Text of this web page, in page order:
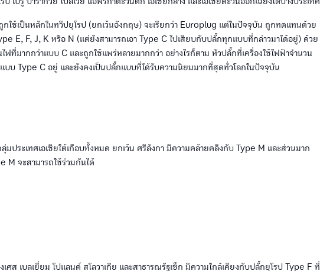
กใช้เป็นหลักในทวีปยุโรป (ยกเว้นอังกฤษ) จะเรียกว่า Europlug แต่ในปัจจุบัน ถูกทดแทนด้วย
E, F, J, K หรือ N (แต่ยังสามารถเอา Type C ไปเสียบกับปลั๊กทุกแบบที่กล่าวมาได้อยู่) ด้วย
ไฟที่มากกว่าแบบ C และถูกใช้แพร่หลายมากกว่า อย่างไรก็ตาม หัวปลั๊กที่เครื่องใช้ไฟฟ้าจำนวน
บบ Type C อยู่ และยังคงเป็นปลั๊กแบบที่ได้รับความนิยมมากที่สุดทั่วโลกในปัจจุบัน
ลุ่มประเทศเอเชียใต้เกือบทั้งหมด ยกเว้น ศรีลังกา มีความคล้ายคลึงกับ Type M และส่วนมาก
M จะสามารถใช้ร่วมกันได้
เศส เบลเยี่ยม โปแลนด์ สโลวาเกีย และสาธารณรัฐเช็ก มีความใกล้เคียงกับปลั๊กยุโรป Type F ที่